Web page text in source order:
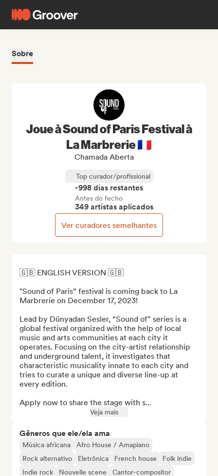
Sobre
🇬🇧 ENGLISH VERSION 🇬🇧
"Sound of Paris” festival is coming back to La
Marbrerie on December 17, 2023!
Lead by Dünyadan Sesler, “Sound of” series is a
global festival organized with the help of local
music and arts communities at each city it
operates. Focusing on the city-artist relationship
and underground talent, it investigates that
characteristic musicality innate to each city and
tries to curate a unique and diverse line-up at
every edition.
Apply now to share the stage with s...
Veja mais
Gêneros que ele/ela ama
Música africana
Afro House / Amapiano
Rock alternativo
Eletrônica French house
Folk indie
Indie rock
Nouvelle scene
Cantor-compositor
Joue à Sound of Paris Festival à
La Marbrerie 🇫🇷
Chamada Aberta
Top curador/profissional
-998 dias restantes
Antes do fecho
349 artistas aplicados
Ver curadores semelhantes